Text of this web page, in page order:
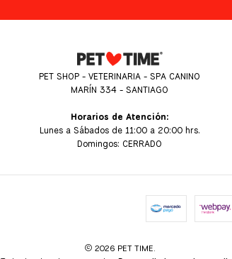
PET SHOP - VETERINARIA - SPA CANINO
MARÍN 334 - SANTIAGO
Horarios de Atención:
Lunes a Sábados de 11:00 a 20:00 hrs.
Domingos: CERRADO
2026 PET TIME.